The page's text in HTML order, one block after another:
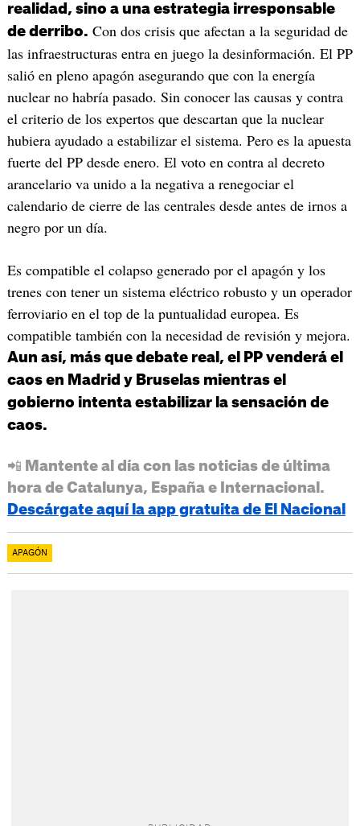
realidad, sino a una estrategia irresponsable
de derribo. Con dos crisis que afectan a la seguridad de
las infraestructuras entra en juego la desinformación. El PP
salió en pleno apagón asegurando que con la energía
nuclear no habría pasado. Sin conocer las causas y contra
el criterio de los expertos que descartan que la nuclear
hubiera ayudado a estabilizar el sistema. Pero es la apuesta
fuerte del PP desde enero. El voto en contra al decreto
arancelario va unido a la negativa a renegociar el
calendario de cierre de las centrales desde antes de irnos a
negro por un día.
Es compatible el colapso generado por el apagón y los
trenes con tener un sistema eléctrico robusto y un operador
ferroviario en el top de la puntualidad europea. Es
compatible también con la necesidad de revisión y mejora.
Aun así, más que debate real, el PP venderá el
caos en Madrid y Bruselas mientras el
gobierno intenta estabilizar la sensación de
caos.
📲 Mantente al día con las noticias de última
hora de Catalunya, España e Internacional.
Descárgate aquí la app gratuita de El Nacional
APAGÓN